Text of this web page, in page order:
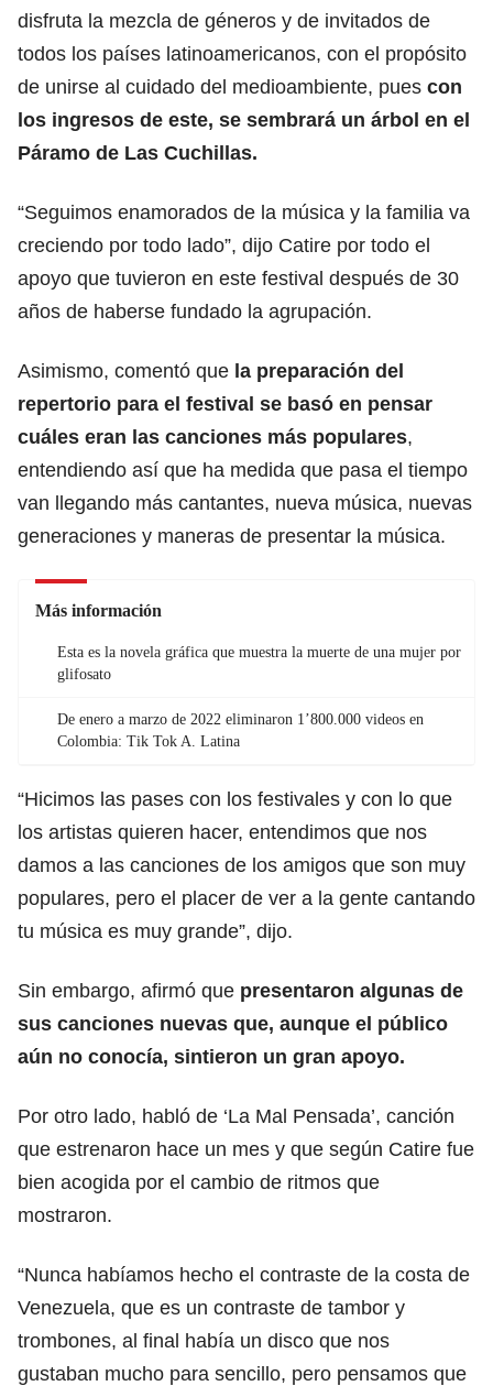
disfruta la mezcla de géneros y de invitados de
todos los países latinoamericanos, con el propósito
de unirse al cuidado del medioambiente, pues con
los ingresos de este, se sembrará un árbol en el
Páramo de Las Cuchillas.
“Seguimos enamorados de la música y la familia va
creciendo por todo lado”, dijo Catire por todo el
apoyo que tuvieron en este festival después de 30
años de haberse fundado la agrupación.
Asimismo, comentó que la preparación del
repertorio para el festival se basó en pensar
cuáles eran las canciones más populares,
entendiendo así que ha medida que pasa el tiempo
van llegando más cantantes, nueva música, nuevas
generaciones y maneras de presentar la música.
Más información
Esta es la novela gráfica que muestra la muerte de una mujer por
glifosato
De enero a marzo de 2022 eliminaron 1’800.000 videos en
Colombia: Tik Tok A. Latina
“Hicimos las pases con los festivales y con lo que
los artistas quieren hacer, entendimos que nos
damos a las canciones de los amigos que son muy
populares, pero el placer de ver a la gente cantando
tu música es muy grande”, dijo.
Sin embargo, afirmó que presentaron algunas de
sus canciones nuevas que, aunque el público
aún no conocía, sintieron un gran apoyo.
Por otro lado, habló de ‘La Mal Pensada’, canción
que estrenaron hace un mes y que según Catire fue
bien acogida por el cambio de ritmos que
mostraron.
“Nunca habíamos hecho el contraste de la costa de
Venezuela, que es un contraste de tambor y
trombones, al final había un disco que nos
gustaban mucho para sencillo, pero pensamos que